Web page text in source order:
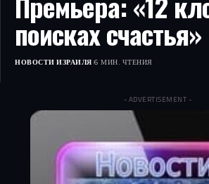
поисках счастья»
НОВОСТИ ИЗРАИЛЯ 6 МИН. ЧТЕНИЯ
- ADVERTISEMENT -